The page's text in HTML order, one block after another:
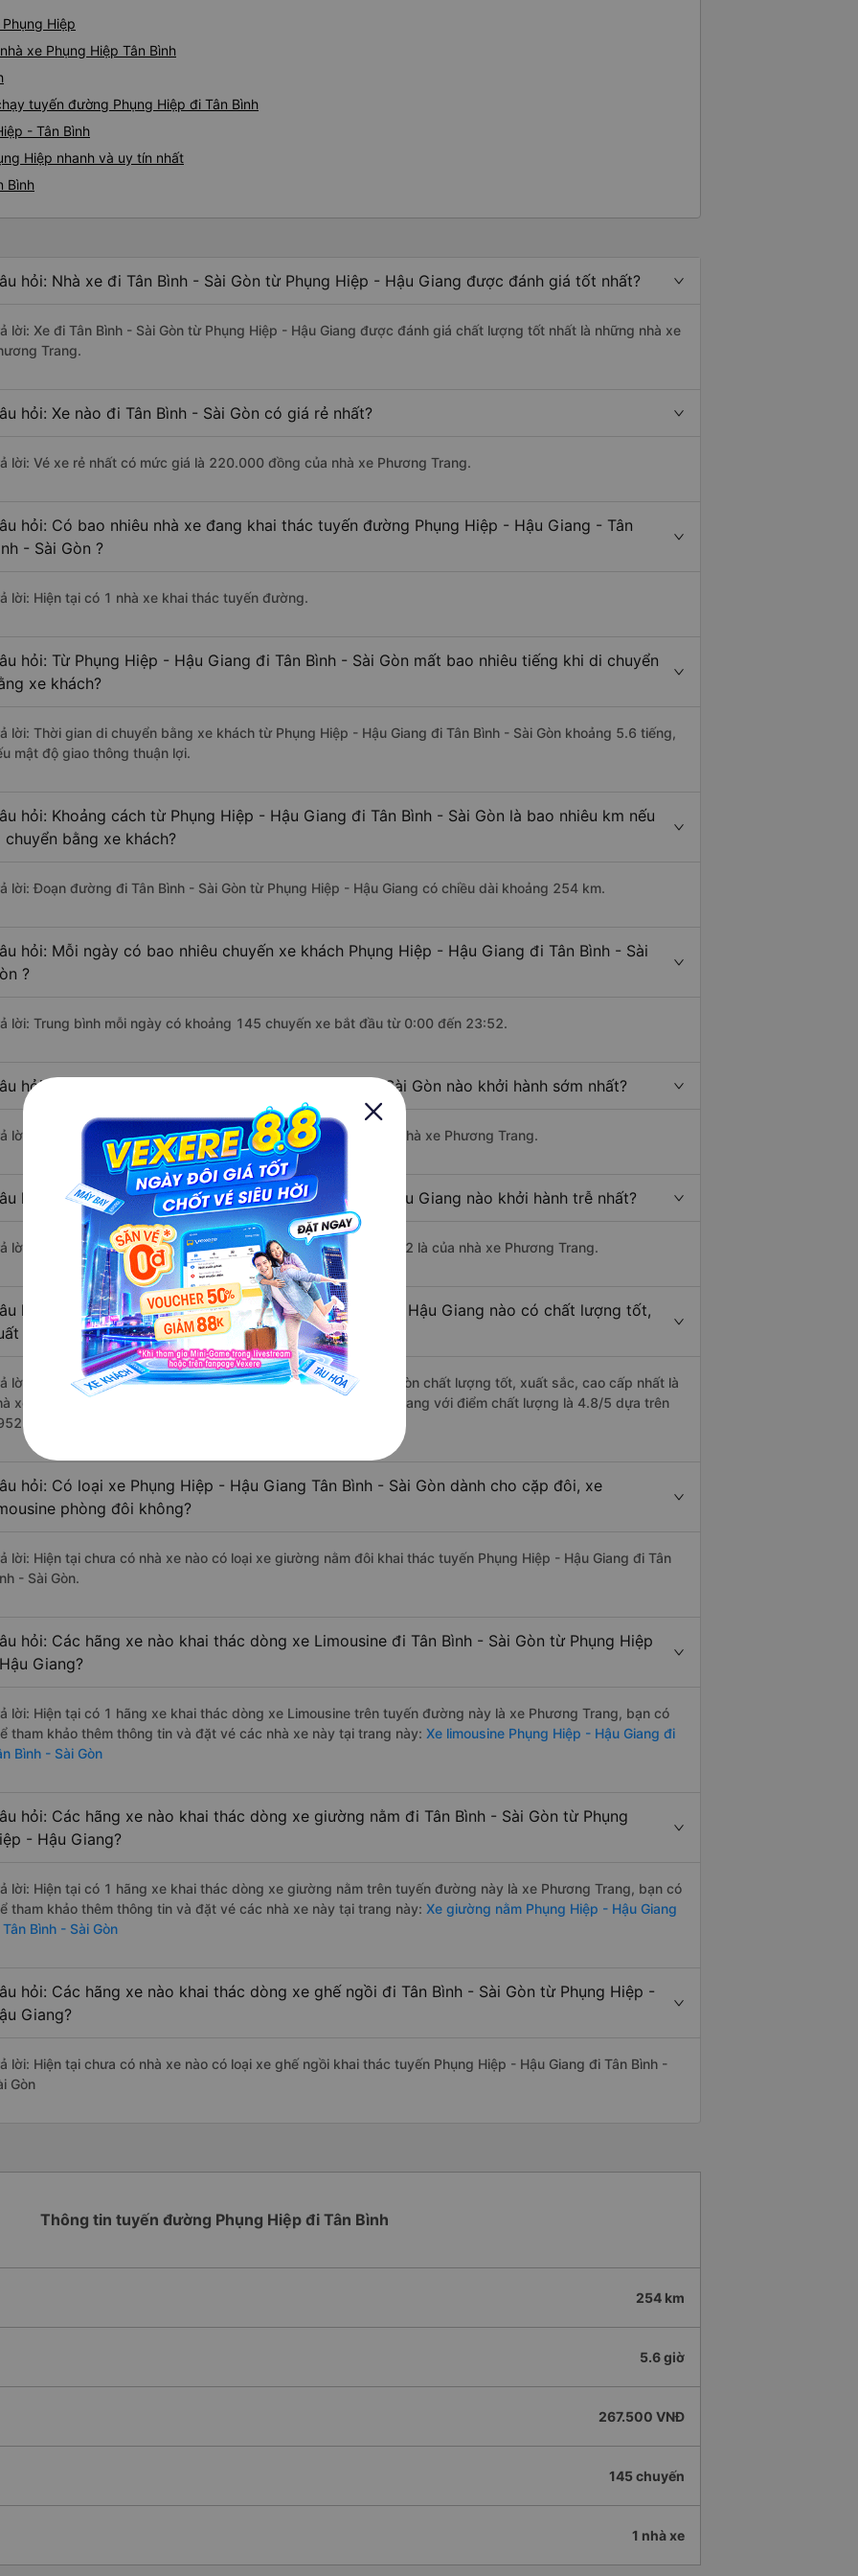
Hiệp
xe Phụng Hiệp Tân Bình
tuyến đường Phụng Hiệp đi Tân Bình
- Tân Bình
Hiệp nhanh và uy tín nhất
Bình
hỏi: Nhà xe đi Tân Bình - Sài Gòn từ Phụng Hiệp - Hậu Giang được đánh giá tốt nhất?
lời: Xe đi Tân Bình - Sài Gòn từ Phụng Hiệp - Hậu Giang được đánh giá chất lượng tốt nhất là những nhà xe
Trang.
hỏi: Xe nào đi Tân Bình - Sài Gòn có giá rẻ nhất?
lời: Vé xe rẻ nhất có mức giá là 220.000 đồng của nhà xe Phương Trang.
hỏi: Có bao nhiêu nhà xe đang khai thác tuyến đường Phụng Hiệp - Hậu Giang - Tân
- Sài Gòn ?
lời: Hiện tại có 1 nhà xe khai thác tuyến đường.
hỏi: Từ Phụng Hiệp - Hậu Giang đi Tân Bình - Sài Gòn mất bao nhiêu tiếng khi di chuyển
xe khách?
lời: Thời gian di chuyển bằng xe khách từ Phụng Hiệp - Hậu Giang đi Tân Bình - Sài Gòn khoảng 5.6 tiếng,
mật độ giao thông thuận lợi.
hỏi: Khoảng cách từ Phụng Hiệp - Hậu Giang đi Tân Bình - Sài Gòn là bao nhiêu km nếu
chuyển bằng xe khách?
lời: Đoạn đường đi Tân Bình - Sài Gòn từ Phụng Hiệp - Hậu Giang có chiều dài khoảng 254 km.
hỏi: Mỗi ngày có bao nhiêu chuyến xe khách Phụng Hiệp - Hậu Giang đi Tân Bình - Sài
?
lời: Trung bình mỗi ngày có khoảng 145 chuyến xe bắt đầu từ 0:00 đến 23:52.
hỏi: Nhà xe đi Phụng Hiệp - Hậu Giang Tân Bình - Sài Gòn nào khởi hành sớm nhất?
lời: Chuyến xe có giờ xuất phát sớm nhất vào lúc 0:00 là của nhà xe Phương Trang.
hỏi: Nhà xe đi Tân Bình - Sài Gòn từ Phụng Hiệp - Hậu Giang nào khởi hành trễ nhất?
lời: Chuyến xe có giờ xuất phát trễ (muộn) nhất là vào lúc 23:52 là của nhà xe Phương Trang.
hỏi: Review xe đi Tân Bình - Sài Gòn từ Phụng Hiệp - Hậu Giang nào có chất lượng tốt,
sắc, cao cấp nhất?
lời: Những hãng xe đi Phụng Hiệp - Hậu Giang Tân Bình - Sài Gòn chất lượng tốt, xuất sắc, cao cấp nhất là
xe Phương Trang đi Tân Bình - Sài Gòn từ Phụng Hiệp - Hậu Giang với điểm chất lượng là 4.8/5 dựa trên
đánh giá của khách hàng).
hỏi: Có loại xe Phụng Hiệp - Hậu Giang Tân Bình - Sài Gòn dành cho cặp đôi, xe
phòng đôi không?
lời: Hiện tại chưa có nhà xe nào có loại xe giường nằm đôi khai thác tuyến Phụng Hiệp - Hậu Giang đi Tân
- Sài Gòn.
hỏi: Các hãng xe nào khai thác dòng xe Limousine đi Tân Bình - Sài Gòn từ Phụng Hiệp
Giang?
lời: Hiện tại có 1 hãng xe khai thác dòng xe Limousine trên tuyến đường này là xe Phương Trang, bạn có
tham khảo thêm thông tin và đặt vé các nhà xe này tại trang này: Xe limousine Phụng Hiệp - Hậu Giang đi
Bình - Sài Gòn
hỏi: Các hãng xe nào khai thác dòng xe giường nằm đi Tân Bình - Sài Gòn từ Phụng
- Hậu Giang?
lời: Hiện tại có 1 hãng xe khai thác dòng xe giường nằm trên tuyến đường này là xe Phương Trang, bạn có
tham khảo thêm thông tin và đặt vé các nhà xe này tại trang này: Xe giường nằm Phụng Hiệp - Hậu Giang
Bình - Sài Gòn
hỏi: Các hãng xe nào khai thác dòng xe ghế ngồi đi Tân Bình - Sài Gòn từ Phụng Hiệp -
Giang?
lời: Hiện tại chưa có nhà xe nào có loại xe ghế ngồi khai thác tuyến Phụng Hiệp - Hậu Giang đi Tân Bình -
Gòn
Thông tin tuyến đường Phụng Hiệp đi Tân Bình
254 km
5.6 giờ
267.500 VNĐ
145 chuyến
1 nhà xe